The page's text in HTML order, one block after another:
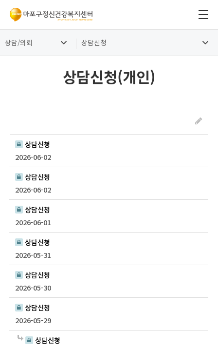
상담/의뢰 상담신청
상담신청(개인)
상담신청
2026-06-02
상담신청
2026-06-02
상담신청
2026-06-01
상담신청
2026-05-31
상담신청
2026-05-30
상담신청
2026-05-29
상담신청